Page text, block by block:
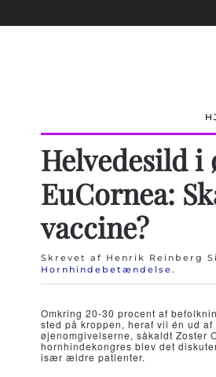
Skip to main content
Helvedesild i
EuCornea:
vaccine?
Skrevet af Henrik Reinberg
Hornhindebetændelse.
Omkring 20-30 procent af
sted på kroppen, heraf vil én ud
øjenomgivelserne, såkaldt Zoster
hornhindekongres blev det
især ældre patienter.